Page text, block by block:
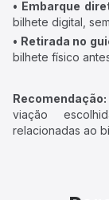
• Embarque
bilhete digital,
• Retirada no
bilhete físico
Recomendação:
viação
relacionadas ao